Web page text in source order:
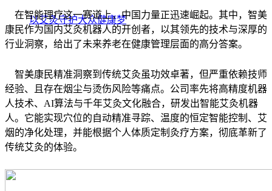
以艾灸守护大众健康梦
在智能理疗这一赛道上，中国力量正迅速崛起。其中，智美
康民作为国内艾灸机器人的开创者，以其领先的技术与深厚的
行业洞察，给出了未来养老在健康管理层面的高分答案。
智美康民精准洞察到传统艾灸虽功效卓著，但严重依赖技师
经验、且存在烟尘与烫伤风险等痛点。公司率先将高精度机器
人技术、AI算法与千年艾灸文化融合，研发出智能艾灸机器
人。它能实现穴位的自动精准寻踪、温度的恒定智能控制、艾
烟的净化处理，并能根据个人体质定制灸疗方案，彻底革新了
传统艾灸的体验。